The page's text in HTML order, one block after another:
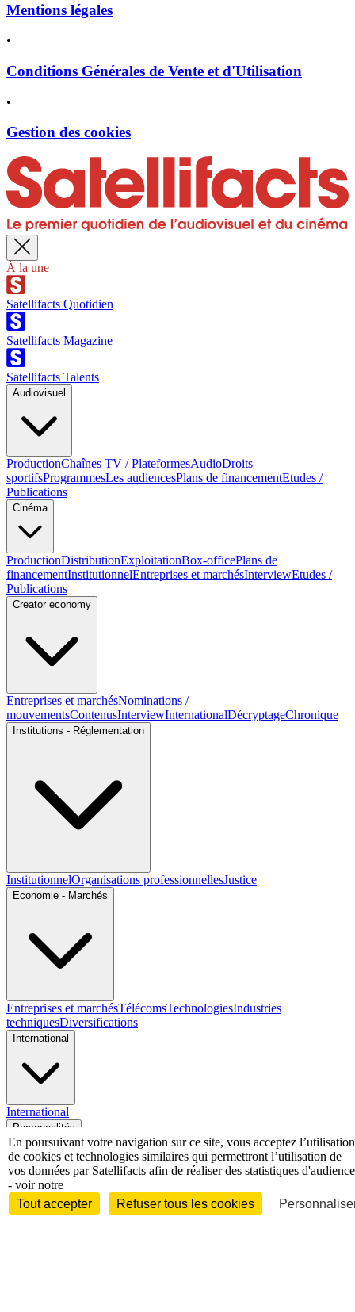
Mentions légales
•
Conditions Générales de Vente et d'Utilisation
•
Gestion des cookies
À la une
Satellifacts Quotidien
Satellifacts Magazine
Satellifacts Talents
Audiovisuel
ProductionChaînes TV / PlateformesAudioDroits
sportifsProgrammesLes audiencesPlans de financementEtudes /
Publications
Cinéma
ProductionDistributionExploitationBox-officePlans de
financementInstitutionnelEntreprises et marchésInterviewEtudes /
Publications
Creator economy
Entreprises et marchésNominations /
mouvementsContenusInterviewInternationalDécryptageChronique
Institutions - Réglementation
InstitutionnelOrganisations professionnellesJustice
Economie - Marchés
Entreprises et marchésTélécomsTechnologiesIndustries
techniquesDiversifications
International
International
Personnalités
InterviewBiographies
Nominations /
En poursuivant votre navigation sur ce site, vous acceptez l’utilisation
de cookies et technologies similaires qui permettront l’utilisation de
vos données par Satellifacts afin de réaliser des statistiques d'audience
- voir notre
Tout accepter
Refuser tous les cookies